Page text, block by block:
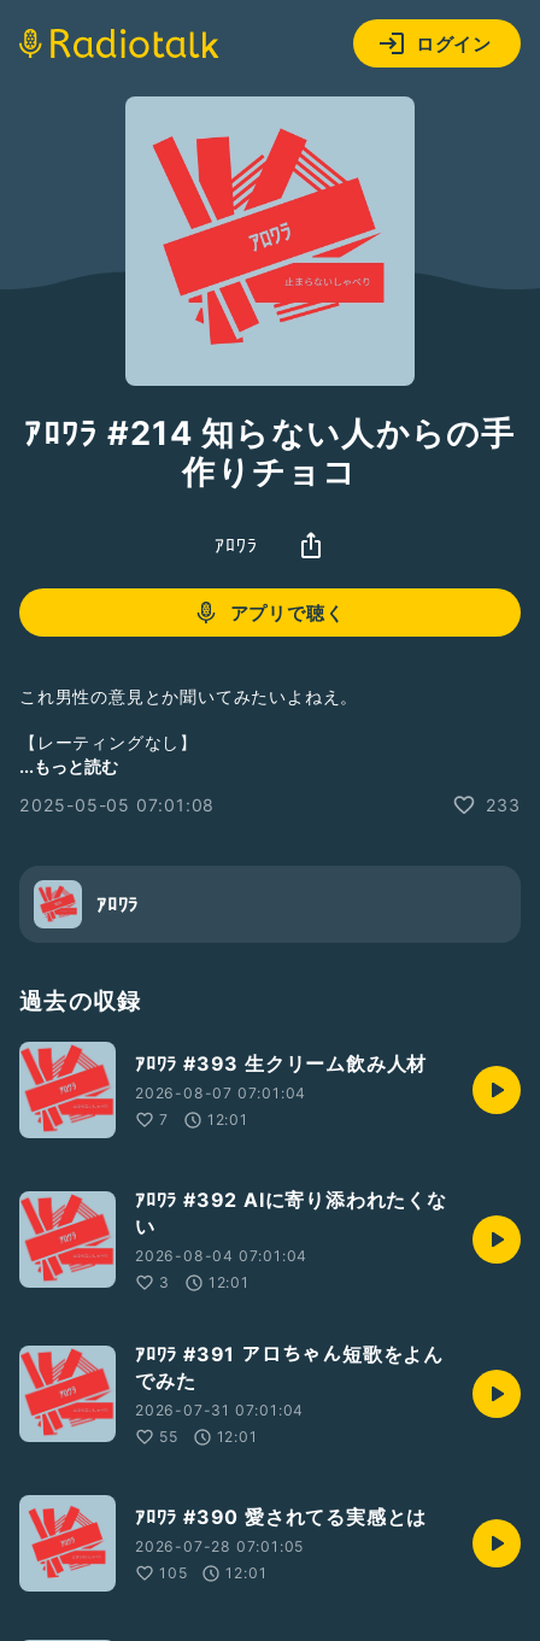
ログイン
ｱﾛﾜﾗ #214 知らない人からの手
作りチョコ
ｱﾛﾜﾗ
アプリで聴く
これ男性の意見とか聞いてみたいよねえ。
【レーティングなし】
#中年の主張 #フリートーク #バレンタイン
...もっと読む
2025-05-05 07:01:08
233
ｱﾛﾜﾗ
過去の収録
ｱﾛﾜﾗ #393 生クリーム飲み人材
2026-08-07 07:01:04
7
12:01
ｱﾛﾜﾗ #392 AIに寄り添われたくな
い
2026-08-04 07:01:04
3
12:01
ｱﾛﾜﾗ #391 アロちゃん短歌をよん
でみた
2026-07-31 07:01:04
55
12:01
ｱﾛﾜﾗ #390 愛されてる実感とは
2026-07-28 07:01:05
105
12:01